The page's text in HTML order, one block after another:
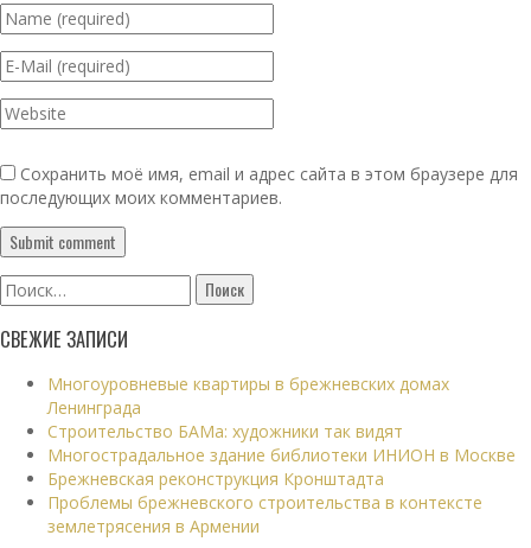
Сохранить моё имя, email и адрес сайта в этом браузере для
последующих моих комментариев.
Найти:
СВЕЖИЕ ЗАПИСИ
Многоуровневые квартиры в брежневских домах
Ленинграда
Строительство БАМа: художники так видят
Многострадальное здание библиотеки ИНИОН в Москве
Брежневская реконструкция Кронштадта
Проблемы брежневского строительства в контексте
землетрясения в Армении